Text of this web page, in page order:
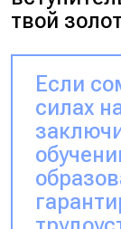
твой
Если
силах